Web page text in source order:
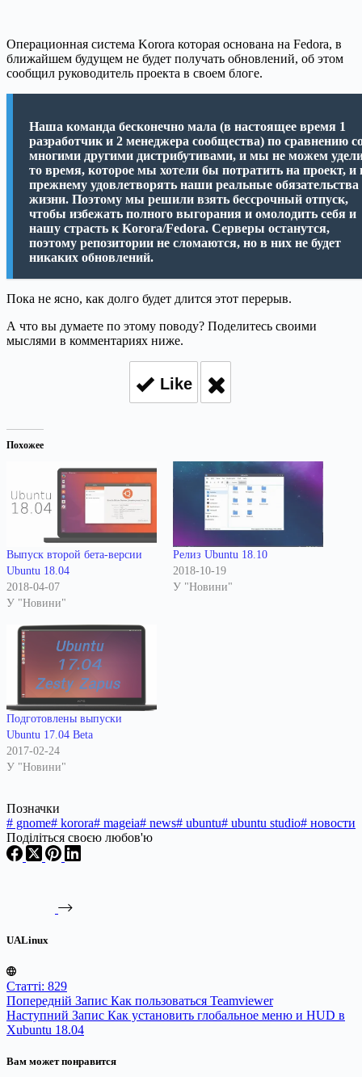
Операционная система Korora которая основана на Fedora, в
ближайшем будущем не будет получать обновлений, об этом
сообщил руководитель проекта в своем блоге.
Наша команда бесконечно мала (в настоящее время 1
разработчик и 2 менеджера сообщества) по сравнению
многими другими дистрибутивами, и мы не можем
то время, которое мы хотели бы потратить на проект, и
прежнему удовлетворять наши реальные обязательства
жизни. Поэтому мы решили взять бессрочный отпуск,
чтобы избежать полного выгорания и омолодить себя и
нашу страсть к Korora/Fedora. Серверы останутся,
поэтому репозитории не сломаются, но в них не будет
никаких обновлений.
Пока не ясно, как долго будет длится этот перерыв.
А что вы думаете по этому поводу? Поделитесь своими
мыслями в комментариях ниже.
Like
Похожее
Выпуск второй бета-версии
Ubuntu 18.04
2018-04-07
У "Новини"
Релиз Ubuntu 18.10
2018-10-19
У "Новини"
Подготовлены выпуски
Ubuntu 17.04 Beta
2017-02-24
У "Новини"
Позначки
# gnome# korora# mageia# news# ubuntu# ubuntu studio# новости
Поділіться своєю любов'ю
UALinux
Статті: 829
Попередній Запис Как пользоваться Teamviewer
Наступний Запис Как установить глобальное меню и HUD в
Xubuntu 18.04
Вам может понравится